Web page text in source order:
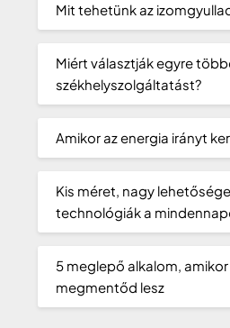
Mit tehetünk az
Miért választják egyre
székhelyszolgáltatást?
Amikor az energia irányt
Kis méret, nagy
technológiák a
5 meglepő alkalom,
megmentőd lesz